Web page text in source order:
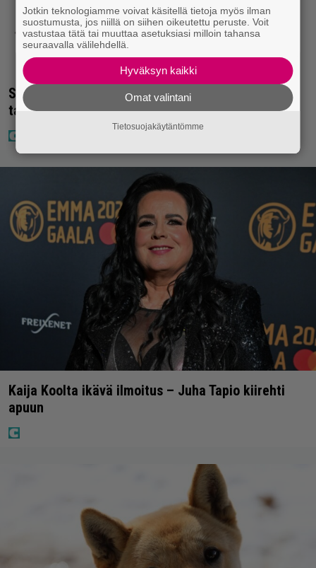
Seiska: Laulaja Frederik lyttäsi Eput – johan oli
taas kielen käyttöä
Kaija Koolta ikävä ilmoitus – Juha Tapio kiirehti
apuun
Jotkin teknologiamme voivat käsitellä tietoja myös ilman
suostumusta, jos niillä on siihen oikeutettu peruste. Voit
vastustaa tätä tai muuttaa asetuksiasi milloin tahansa
seuraavalla välilehdellä.
Hyväksyn kaikki
Omat valintani
Tietosuojakäytäntömme